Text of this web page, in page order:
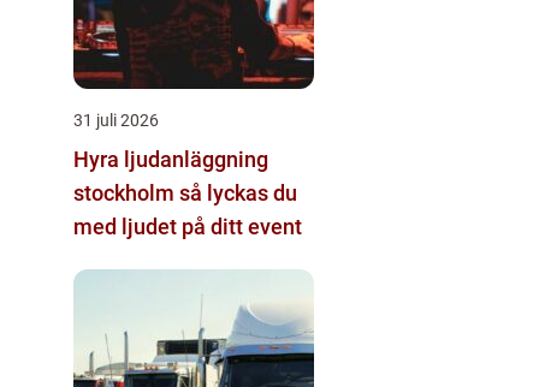
31 juli 2026
Hyra ljudanläggning
stockholm så lyckas du
med ljudet på ditt event